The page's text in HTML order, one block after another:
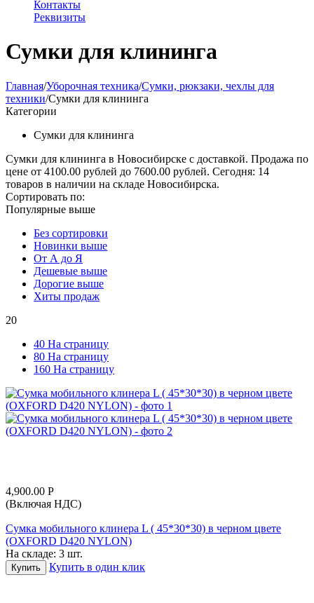
Контакты
Реквизиты
Сумки для клининга
Главная/Уборочная техника/Сумки, рюкзаки, чехлы для
техники/Сумки для клининга
Категории
Сумки для клининга
Сумки для клининга в Новосибирске с доставкой. Продажа по
цене от 4100.00 рублей до 7600.00 рублей. Сегодня: 14
товаров в наличии на складе Новосибирска.
Сортировать по:
Популярные выше
Без сортировки
Новинки выше
От А до Я
Дешевые выше
Дорогие выше
Хиты продаж
20
40 На страницу
80 На страницу
160 На страницу
4,900.00 Р
(Включая НДС)
Сумка мобильного клинера L ( 45*30*30) в черном цвете
(OXFORD D420 NYLON)
На складе: 3 шт.
Купить Купить в один клик